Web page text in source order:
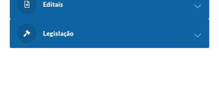
Editais
Legislação